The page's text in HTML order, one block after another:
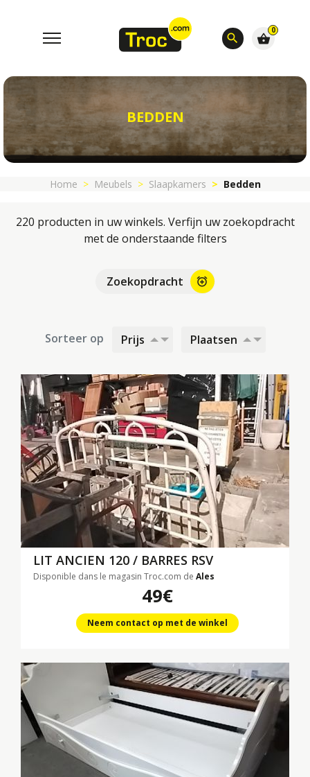
search
0
shopping_basket
BEDDEN
Home Meubels Slaapkamers Bedden
220 producten in uw winkels. Verfijn uw zoekopdracht
met de onderstaande filters
Zoekopdracht alarm_add
Sorteer op Prijs Plaatsen
LIT ANCIEN 120 / BARRES RSV
Disponible dans le magasin Troc.com de Ales
49€
Neem contact op met de winkel